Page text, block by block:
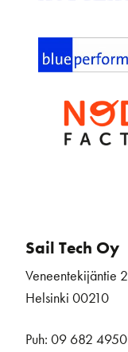
Sail Tech Oy
Veneentekijäntie 2
Helsinki 00210
Puh: 09 682 4950